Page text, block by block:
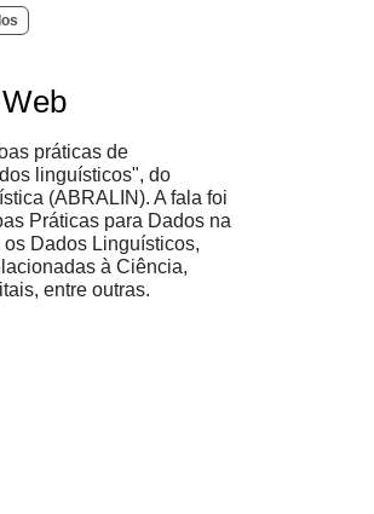
práticas de
linguísticos", do
(ABRALIN). A fala foi
Práticas para Dados na
Dados Linguísticos,
à Ciência,
entre outras.